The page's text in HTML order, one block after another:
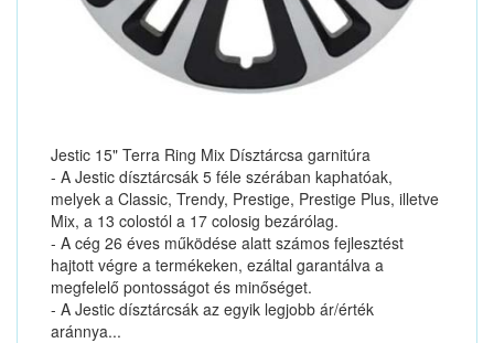
Jestic 15" Terra Ring Mix Dísztárcsa garnitúra
- A Jestic dísztárcsák 5 féle szérában kaphatóak,
melyek a Classic, Trendy, Prestige, Prestige Plus, illetve
Mix, a 13 colostól a 17 colosig bezárólag.
- A cég 26 éves működése alatt számos fejlesztést
hajtott végre a termékeken, ezáltal garantálva a
megfelelő pontosságot és minőséget.
- A Jestic dísztárcsák az egyik legjobb ár/érték
aránnya...